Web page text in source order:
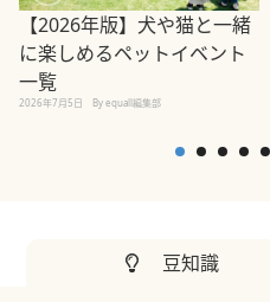
【2026年版】犬や猫と一緒
に楽しめるペットイベント
一覧
2026年7月5日 By equall編集部
豆知識